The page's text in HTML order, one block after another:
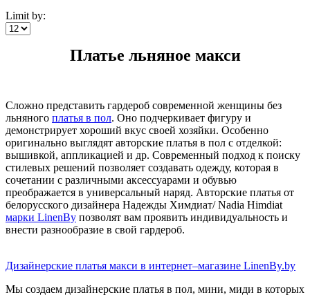
Limit by:
Платье льняное макси
Сложно представить гардероб современной женщины без
льняного платья в пол. Оно подчеркивает фигуру и
демонстрирует хороший вкус своей хозяйки. Особенно
оригинально выглядят авторские платья в пол с отделкой:
вышивкой, аппликацией и др. Современный подход к поиску
стилевых решений позволяет создавать одежду, которая в
сочетании с различными аксессуарами и обувью
преображается в универсальный наряд. Авторские платья от
белорусского дизайнера Надежды Химдиат/ Nadia Himdiat
марки LinenBy позволят вам проявить индивидуальность и
внести разнообразие в свой гардероб.
Дизайнерские платья макси в интернет–магазине LinenBy.by
Мы создаем дизайнерские платья в пол, мини, миди в которых